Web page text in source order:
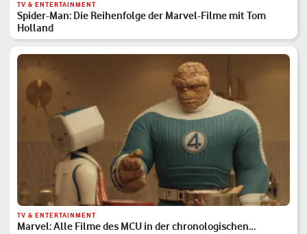
TV & ENTERTAINMENT
Spider-Man: Die Reihenfolge der Marvel-Filme mit Tom
Holland
TV & ENTERTAINMENT
Marvel: Alle Filme des MCU in der chronologischen